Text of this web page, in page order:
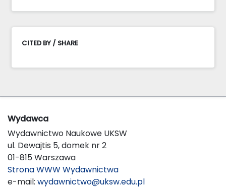
CITED BY / SHARE
Wydawca
Wydawnictwo Naukowe UKSW
ul. Dewajtis 5, domek nr 2
01-815 Warszawa
Strona WWW Wydawnictwa
e-mail: wydawnictwo@uksw.edu.pl